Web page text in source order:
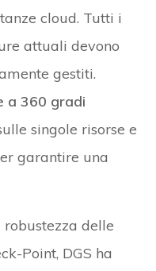
cloud. Tutti i
attuali devono
gestiti.
a 360 gradi
singole risorse e
garantire una
delle
Point, DGS ha